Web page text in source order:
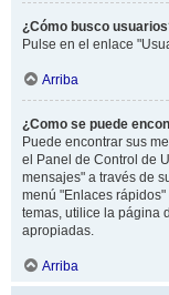
¿Cómo busco
Pulse en el enlace
Arriba
¿Como se puede
Puede encontrar sus
el Panel de Control de
mensajes" a través de
menú "Enlaces
temas, utilice la página
apropiadas.
Arriba